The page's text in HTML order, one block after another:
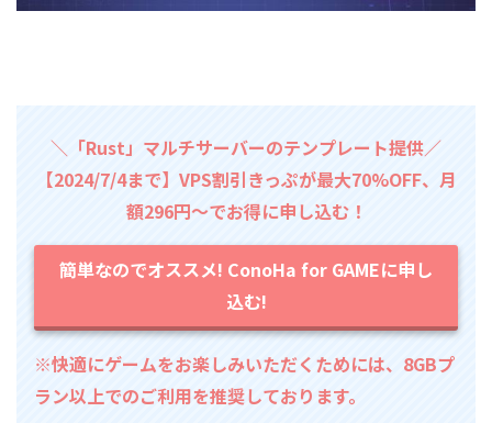
＼「Rust」マルチサーバーのテンプレート提供／
【2024/7/4まで】VPS割引きっぷが最大70%OFF、月
額296円～でお得に申し込む！
簡単なのでオススメ! ConoHa for GAMEに申し
込む!
※快適にゲームをお楽しみいただくためには、8GBプ
ラン以上でのご利用を推奨しております。